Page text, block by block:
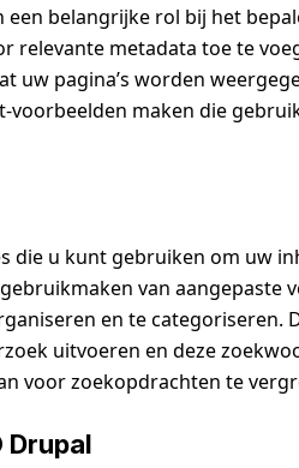
belangrijke rol bij het
relevante metadata toe te
uw pagina’s worden
maken die
die u kunt gebruiken om uw
van aangepaste
en te categoriseren.
uitvoeren en deze
voor zoekopdrachten te
Drupal